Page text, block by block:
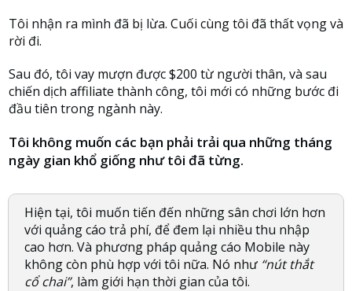
Tôi nhận ra mình đã bị lừa. Cuối cùng tôi đã thất vọng và
rời đi.
Sau đó, tôi vay mượn được $200 từ người thân, và sau
chiến dịch affiliate thành công, tôi mới có những bước đi
đầu tiên trong ngành này.
Tôi không muốn các bạn phải trải qua những tháng
ngày gian khổ giống như tôi đã từng.
Hiện tại, tôi muốn tiến đến những sân chơi lớn hơn
với quảng cáo trả phí, để đem lại nhiều thu nhập
cao hơn. Và phương pháp quảng cáo Mobile này
không còn phù hợp với tôi nữa. Nó như “nút thắt
cổ chai”, làm giới hạn thời gian của tôi.